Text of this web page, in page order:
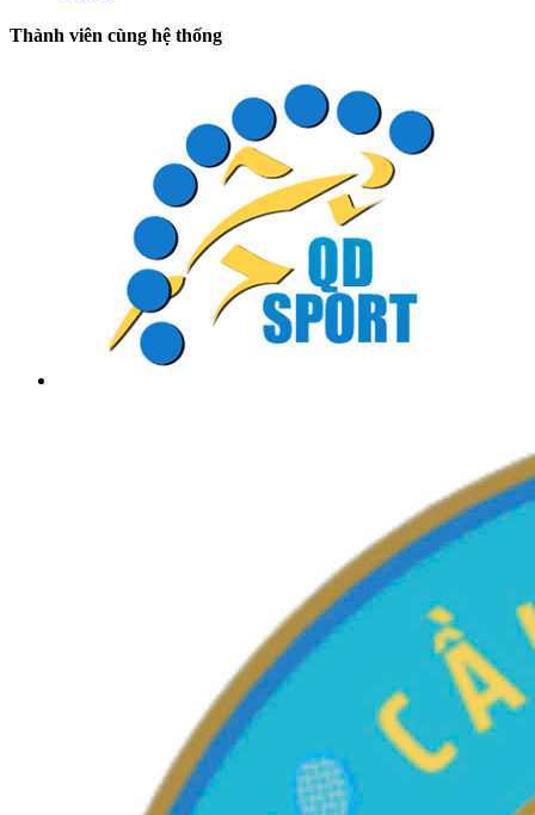
Thành viên cùng hệ thống